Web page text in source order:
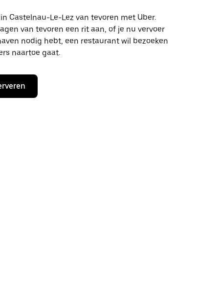
Castelnau-Le-Lez van tevoren met Uber.
van tevoren een rit aan, of je nu vervoer
nodig hebt, een restaurant wil bezoeken
naartoe gaat.